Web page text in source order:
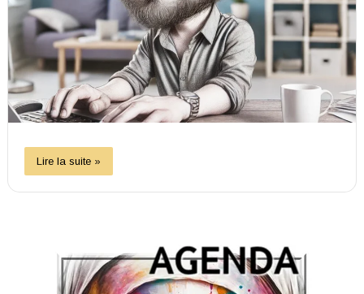
Lire la suite »